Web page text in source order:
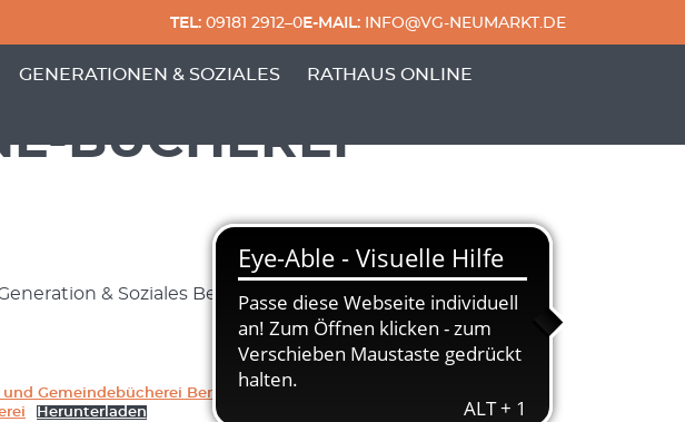
TEL:09181 2912–0E-MAIL:INFO@VG-NEUMARKT.DE
GENERATIONEN & SOZIALES RATHAUS ONLINE
BÜCHEREI
& Soziales Berngau – 20.
und Gemeindebücherei Berngau_Online
Herunterladen